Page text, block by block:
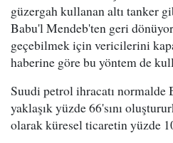
güzergah kullanan altı tanker
Babu'l Mendeb'ten geri
geçebilmek için vericilerini
haberine göre bu yöntem de
Suudi petrol ihracatı
yaklaşık yüzde 66'sını
olarak küresel ticaretin yüzde